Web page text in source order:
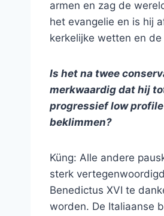
armen en zag de
het evangelie en is hij
kerkelijke wetten en
Is het na twee
merkwaardig dat hij
progressief low
beklimmen?
Küng: Alle andere
sterk
Benedictus XVI te
worden. De Italiaanse